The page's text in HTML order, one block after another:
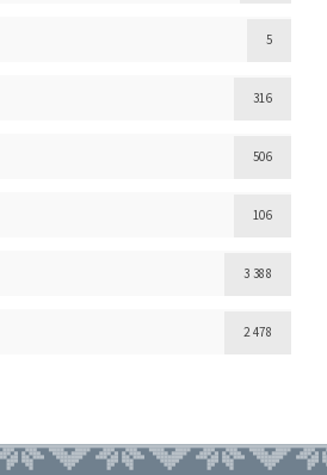
5
316
506
106
3 388
2 478